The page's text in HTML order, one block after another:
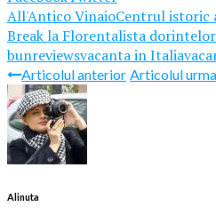
All'Antico VinaioCentrul istoric
Break la Florentalista dorintelor
bunreviewsvacanta in Italia
Articolul anterior Articolul
Alinuta